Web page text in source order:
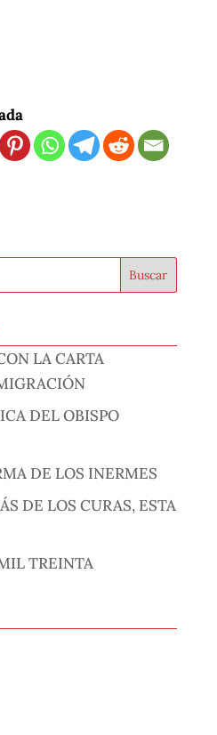
LA CARTA
DEL OBISPO
DE LOS INERMES
DE LOS CURAS, ESTA
TREINTA